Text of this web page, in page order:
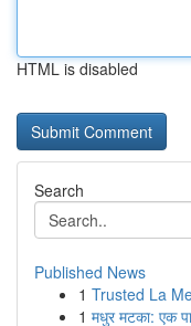
HTML is disabled
Search
Published News
1 Trusted La
1 मधुर मटका: एक